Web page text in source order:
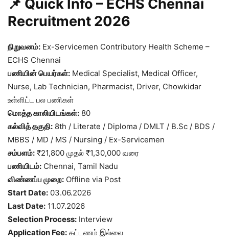
📌 Quick Info – ECHS Chennai
Recruitment 2026
நிறுவனம்: Ex-Servicemen Contributory Health Scheme –
ECHS Chennai
பணியின் பெயர்கள்: Medical Specialist, Medical Officer,
Nurse, Lab Technician, Pharmacist, Driver, Chowkidar
உள்ளிட்ட பல பணிகள்
மொத்த காலியிடங்கள்: 80
கல்வித் தகுதி: 8th / Literate / Diploma / DMLT / B.Sc / BDS /
MBBS / MD / MS / Nursing / Ex-Servicemen
சம்பளம்: ₹21,800 முதல் ₹1,30,000 வரை
பணியிடம்: Chennai, Tamil Nadu
விண்ணப்ப முறை: Offline via Post
Start Date: 03.06.2026
Last Date: 11.07.2026
Selection Process: Interview
Application Fee: கட்டணம் இல்லை